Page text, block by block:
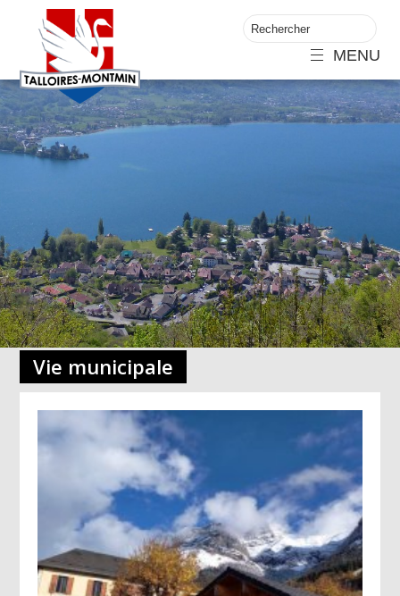
MENU
Vie municipale